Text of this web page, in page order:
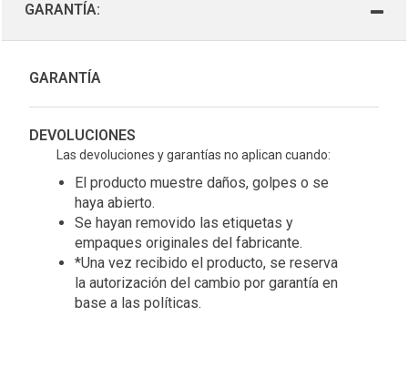
GARANTÍA:
GARANTÍA
DEVOLUCIONES
Las devoluciones y garantías no aplican cuando:
El producto muestre daños, golpes o se
haya abierto.
Se hayan removido las etiquetas y
empaques originales del fabricante.
*Una vez recibido el producto, se reserva
la autorización del cambio por garantía en
base a las políticas.